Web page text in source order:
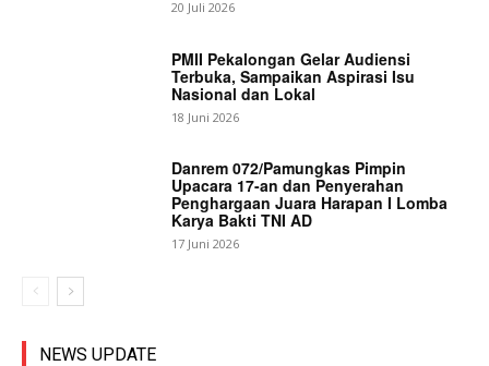
20 Juli 2026
PMII Pekalongan Gelar Audiensi
Terbuka, Sampaikan Aspirasi Isu
Nasional dan Lokal
18 Juni 2026
Danrem 072/Pamungkas Pimpin
Upacara 17-an dan Penyerahan
Penghargaan Juara Harapan I Lomba
Karya Bakti TNI AD
17 Juni 2026
NEWS UPDATE